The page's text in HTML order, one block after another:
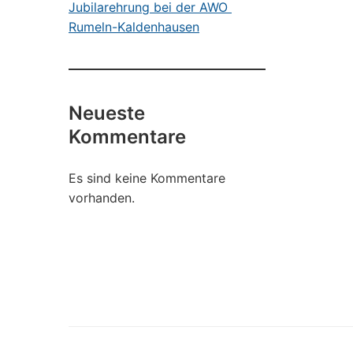
Jubilarehrung bei der AWO
Rumeln-Kaldenhausen
Neueste
Kommentare
Es sind keine Kommentare
vorhanden.